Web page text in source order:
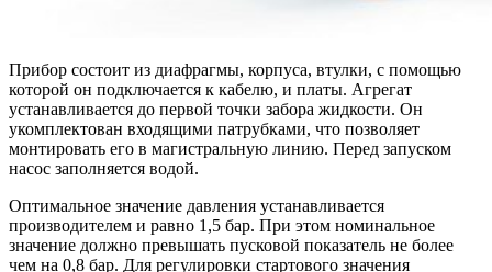
Прибор состоит из диафрагмы, корпуса, втулки, с помощью
которой он подключается к кабелю, и платы. Агрегат
устанавливается до первой точки забора жидкости. Он
укомплектован входящими патрубками, что позволяет
монтировать его в магистральную линию. Перед запуском
насос заполняется водой.
Оптимальное значение давления устанавливается
производителем и равно 1,5 бар. При этом номинальное
значение должно превышать пусковой показатель не более
чем на 0,8 бар. Для регулировки стартового значения